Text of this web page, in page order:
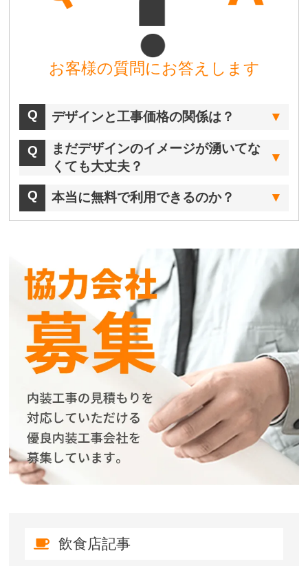
お客様の質問にお答えします
デザインと工事価格の関係は？
まだデザインのイメージが湧いてな
くても大丈夫？
本当に無料で利用できるのか？
飲食店記事